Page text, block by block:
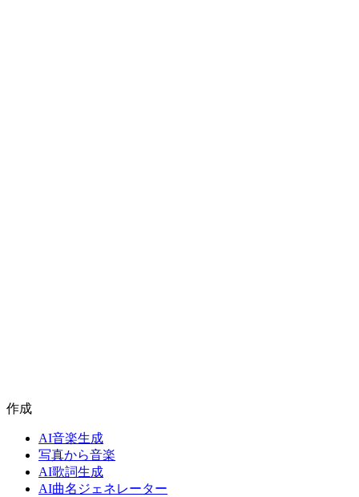
ークフローに適合
作成
AI音楽生成
写真から音楽
AI歌詞生成
AI曲名ジェネレーター